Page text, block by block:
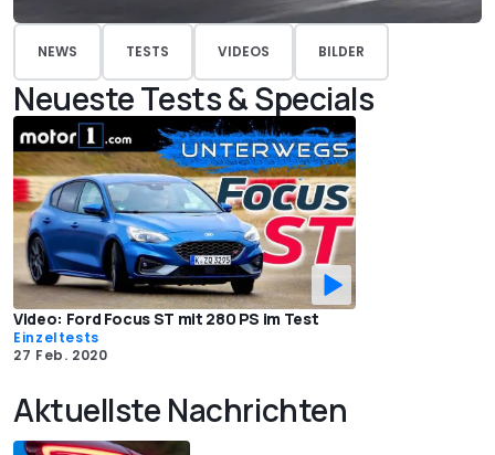
NEWS TESTS VIDEOS BILDER
Neueste Tests & Specials
Video: Ford Focus ST mit 280 PS im Test
Einzeltests
27 Feb. 2020
Aktuellste Nachrichten